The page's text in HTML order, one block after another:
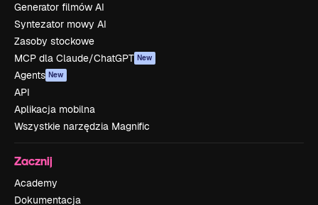
Generator filmów AI
Syntezator mowy AI
Zasoby stockowe
MCP dla Claude/ChatGPT New
Agents New
API
Aplikacja mobilna
Wszystkie narzędzia Magnific
Zacznij
Academy
Dokumentacja